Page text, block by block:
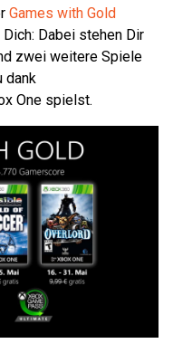
Games with Gold
Dabei stehen Dir
zwei weitere Spiele
dank
One spielst.